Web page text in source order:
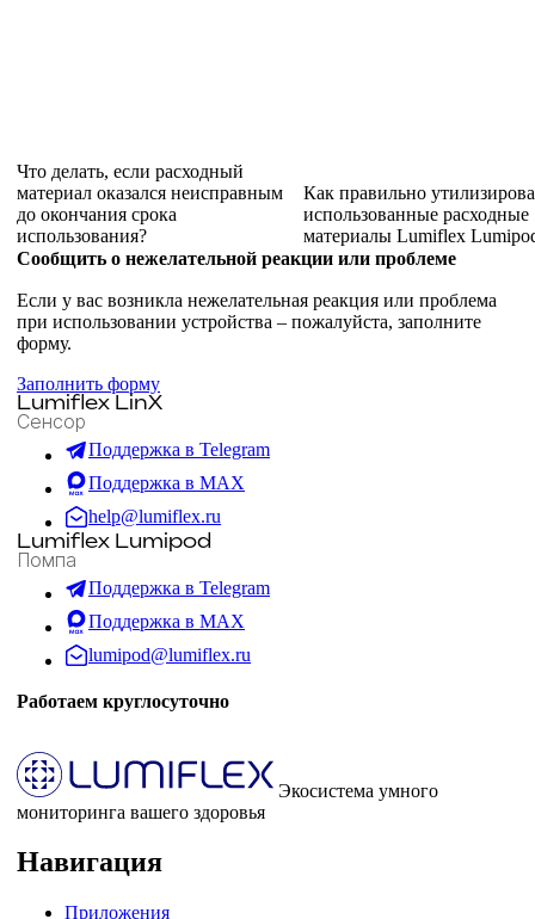
Что делать, если расходный
материал оказался неисправным
до окончания срока
использования?
Как правильно
использованные расходные
материалы Lumiflex
Сообщить о нежелательной реакции или проблеме
Если у вас возникла нежелательная реакция или проблема
при использовании устройства – пожалуйста, заполните
форму.
Заполнить форму
Lumiflex LinX
Сенсор
Поддержка в Telegram
Поддержка в MAX
help@lumiflex.ru
Lumiflex Lumipod
Помпа
Поддержка в Telegram
Поддержка в MAX
lumipod@lumiflex.ru
Работаем круглосуточно
Экосистема умного
мониторинга вашего здоровья
Навигация
Приложения